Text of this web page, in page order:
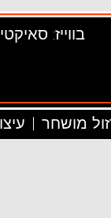
בווייז:
מושחר